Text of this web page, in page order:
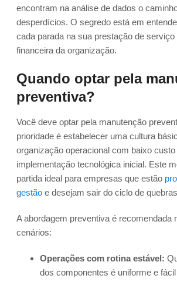
encontram na análise de dados o
desperdícios. O segredo está em
cada parada na sua prestação de serviço
financeira da organização.
Quando optar pela
preventiva?
Você deve optar pela manutenção
prioridade é estabelecer uma cultura
organização operacional com baixo custo
implementação tecnológica inicial. Este
partida ideal para empresas que estão
gestão e desejam sair do ciclo de
A abordagem preventiva é recomendada
cenários:
Operações com rotina estável:
dos componentes é uniforme e